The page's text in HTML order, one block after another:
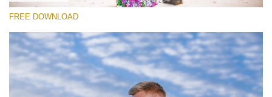
Large 6000*4000px
Large 6000*4000px
Entire Collection
(1783 Overlays)
FREE DOWNLOAD